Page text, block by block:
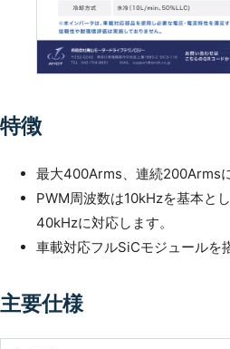
特徴
最大400Arms、連続200Arms
PWM周波数は10kHzを基本と
40kHzに対応します。
車載対応フルSiCモジュールを
主要仕様